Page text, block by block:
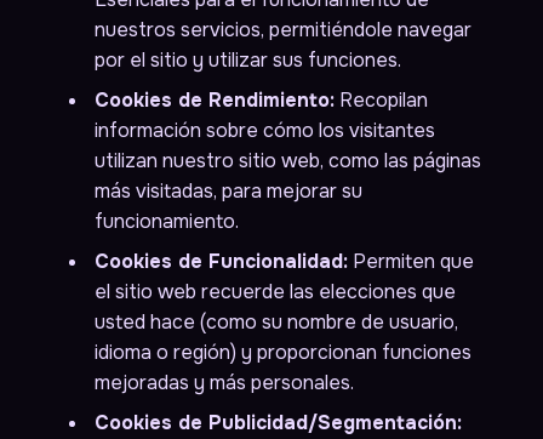
nuestros servicios, permitiéndole navegar
por el sitio y utilizar sus funciones.
Cookies de Rendimiento: Recopilan
información sobre cómo los visitantes
utilizan nuestro sitio web, como las páginas
más visitadas, para mejorar su
funcionamiento.
Cookies de Funcionalidad: Permiten que
el sitio web recuerde las elecciones que
usted hace (como su nombre de usuario,
idioma o región) y proporcionan funciones
mejoradas y más personales.
Cookies de Publicidad/Segmentación: